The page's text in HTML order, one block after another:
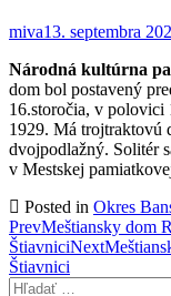
miva13. septembra
Národná kultúrna
dom bol postavený
16.storočia, v polovici
1929. Má trojtraktovú
dvojpodlažný. Solitér
v Mestskej
Posted in Okres
Post
navigation
PrevMeštiansky dom
ŠtiavniciNext
Štiavnici
Hľadať: